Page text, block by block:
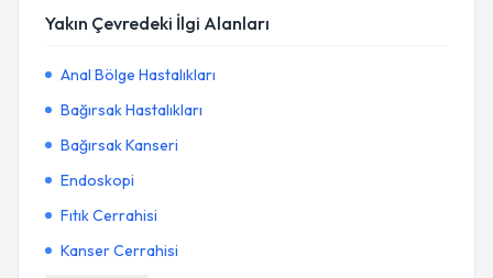
Yakın Çevredeki İlgi Alanları
Anal Bölge Hastalıkları
Bağırsak Hastalıkları
Bağırsak Kanseri
Endoskopi
Fıtık Cerrahisi
Kanser Cerrahisi